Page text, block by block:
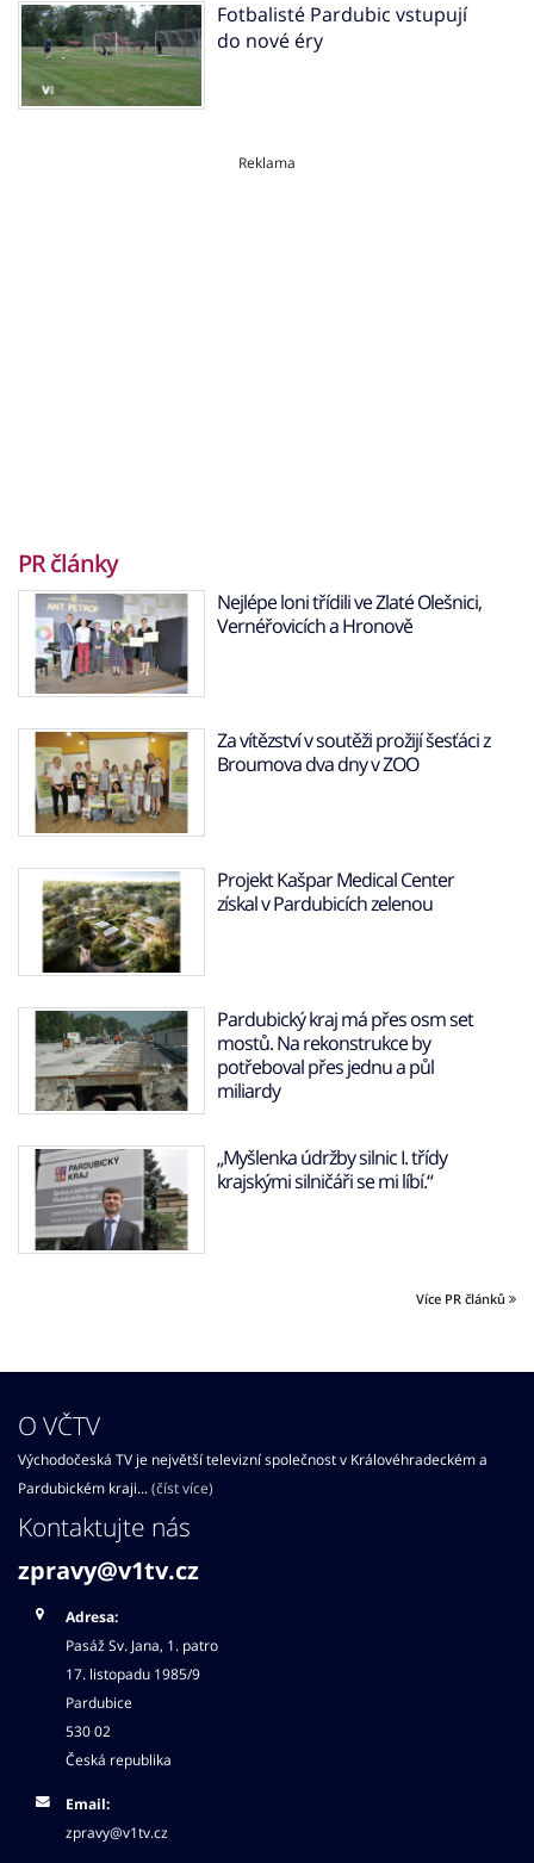
Fotbalisté Pardubic vstupují
do nové éry
Reklama
PR články
Nejlépe loni třídili ve Zlaté Olešnici,
Vernéřovicích a Hronově
Za vítězství v soutěži prožijí šesťáci z
Broumova dva dny v ZOO
Projekt Kašpar Medical Center
získal v Pardubicích zelenou
Pardubický kraj má přes osm set
mostů. Na rekonstrukce by
potřeboval přes jednu a půl
miliardy
„Myšlenka údržby silnic I. třídy
krajskými silničáři se mi líbí.“
Více PR článků
O VČTV
Východočeská TV je největší televizní společnost v Královéhradeckém a
Pardubickém kraji... (číst více)
Kontaktujte nás
zpravy@v1tv.cz
Adresa:
Pasáž Sv. Jana, 1. patro
17. listopadu 1985/9
Pardubice
530 02
Česká republika
Email:
zpravy@v1tv.cz